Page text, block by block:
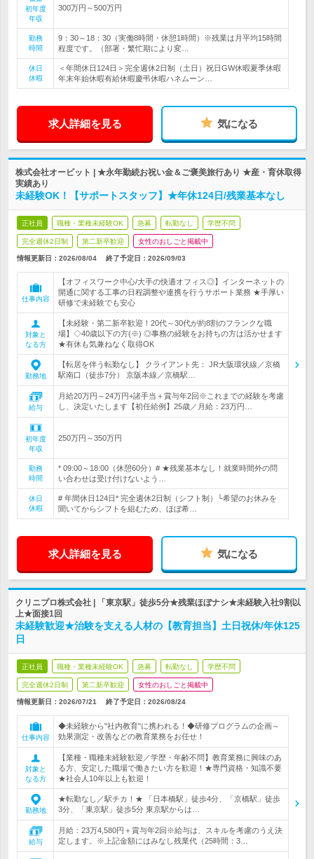
初年度
年収
300万円～500万円
勤務
時間
9：30～18：30（実働8時間・休憩1時間）※残業は月平均15時間
程度です。（部署・繁忙期により変…
休日
休暇
＜年間休日124日＞完全週休2日制（土日）祝日GW休暇夏季休暇
年末年始休暇有給休暇慶弔休暇ハネムーン…
求人詳細を見る 気になる
株式会社オービット | ★永年勤続お祝い金＆ご褒美旅行あり ★産・育休取得
実績あり
未経験OK！【サポートスタッフ】★年休124日/残業基本なし
正社員 職種・業種未経験OK 急募 転勤なし 学歴不問
完全週休2日制 第二新卒歓迎 女性のおしごと掲載中
情報更新日：2026/08/04 終了予定日： 2026/09/03
仕事内容
【オフィスワーク中心/大手の快適オフィス◎】インターネットの
開通に関する工事の日程調整や連携を行うサポート業務 ★手厚い
研修で未経験でも安心
対象と
なる方
【未経験・第二新卒歓迎！20代～30代が約8割のフランクな職
場】◇40歳以下の方(※) ◎事務の経験をお持ちの方は活かせます
★有休も気兼ねなく取得OK
勤務地
【転居を伴う転勤なし】 クライアント先： JR大阪環状線／京橋
駅南口（徒歩7分） 京阪本線／京橋駅…
給与
月給20万円～24万円+諸手当＋賞与年2回※これまでの経験を考慮
し、決定いたします【初任給例】25歳／月給：23万円…
初年度
年収
250万円～350万円
勤務
時間
* 09:00～18:00（休憩60分）# ★残業基本なし！就業時間外の問
い合わせは受け付けないよう…
休日
休暇
# 年間休日124日* 完全週休2日制（シフト制）└希望のお休みを
聞いてからシフトを組むため、ほぼ希…
求人詳細を見る 気になる
クリニプロ株式会社 | 「東京駅」徒歩5分★残業ほぼナシ★未経験入社9割以
上★面接1回
未経験歓迎★治験を支える人材の【教育担当】土日祝休/年休125
日
正社員 職種・業種未経験OK 急募 転勤なし 学歴不問
完全週休2日制 第二新卒歓迎 女性のおしごと掲載中
情報更新日：2026/07/21 終了予定日： 2026/08/24
仕事内容
◆未経験から"社内教育"に携われる！◆研修プログラムの企画～
効果測定・改善などの教育業務をお任せ！
対象と
なる方
【業種・職種未経験歓迎／学歴・年齢不問】教育業務に興味のあ
る方、安定した職場で働きたい方を歓迎！★専門資格・知識不要
★社会人10年以上も歓迎！
勤務地
★転勤なし／駅チカ！★ 「日本橋駅」徒歩4分、「京橋駅」徒歩
3分、「東京駅」徒歩5分 東京駅からは…
給与
月給：23万4,580円＋賞与年2回※給与は、スキルを考慮のうえ決
定します。※上記金額にはみなし残業代（25時間：3…